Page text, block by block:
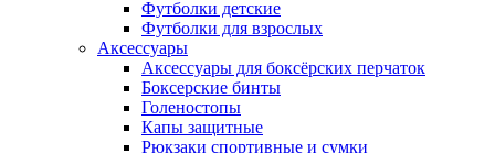
Футболки детские
Футболки для взрослых
Аксессуары
Аксессуары для боксёрских перчаток
Боксерские бинты
Голеностопы
Капы защитные
Рюкзаки спортивные и сумки